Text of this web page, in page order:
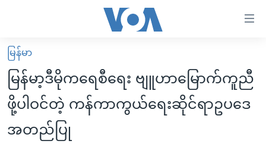
လွယ်ကူ
စေ
သည့်
Link
များ
မူလစာမျက်နှာ
မြန်မာ
ကမ္ဘာ့သတင်းများ
နိုင်ငံတကာ
ဗွီဒီယို
မြန်မာ
မြန်မာ့ဒီမိုကရေစီရေး ဗျူဟာမြောက်ကူညီ
ဖို့ပါဝင်တဲ့ ကန်ကာကွယ်ရေးဆိုင်ရာဥပဒေ
အတည်ပြု